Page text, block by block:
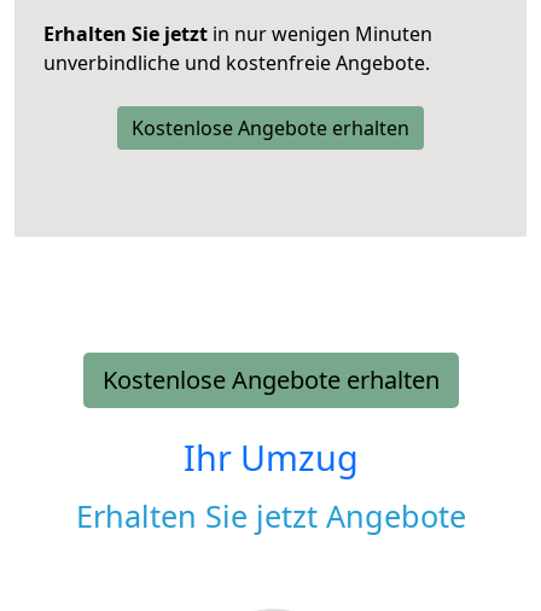
Erhalten Sie jetzt in nur wenigen Minuten
unverbindliche und kostenfreie Angebote.
Kostenlose Angebote erhalten
Kostenlose Angebote erhalten
Ihr Umzug
Erhalten Sie jetzt Angebote